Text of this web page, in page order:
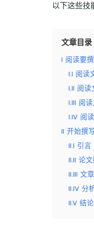
以下这些技
文章目录
I 阅读要
I.I 阅读
I.II 阅读
I.III 阅
I.IV 阅
II 开始撰
II.I 引言
II.II 论
II.III 文
II.IV 分
II.V 结论